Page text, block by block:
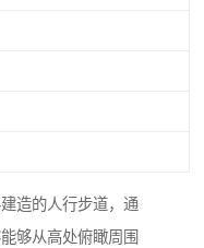
造的人行步道，通
够从高处俯瞰周围